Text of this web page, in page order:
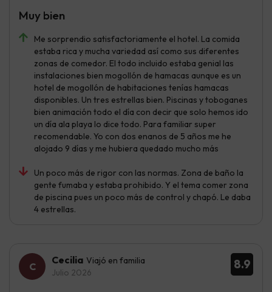
Me sorprendio satisfactoriamente el hotel. La comida
estaba rica y mucha variedad así como sus diferentes
zonas de comedor. El todo incluido estaba genial las
instalaciones bien mogollón de hamacas aunque es un
hotel de mogollón de habitaciones tenías hamacas
disponibles. Un tres estrellas bien. Piscinas y toboganes
bien animación todo el día con decir que solo hemos ido
un día ala playa lo dice todo. Para familiar super
recomendable. Yo con dos enanos de 5 años me he
alojado 9 días y me hubiera quedado mucho más
Un poco más de rigor con las normas. Zona de baño la
gente fumaba y estaba prohibido. Y el tema comer zona
de piscina pues un poco más de control y chapó. Le daba
4 estrellas.
Muy bien
8.9
Cecilia Viajó en familia
Julio 2026